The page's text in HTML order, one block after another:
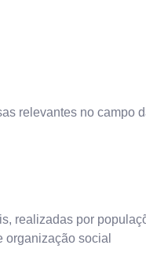
relevantes no campo
realizadas por
organização social